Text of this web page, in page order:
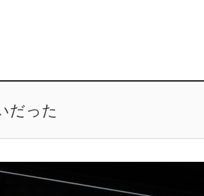
だった